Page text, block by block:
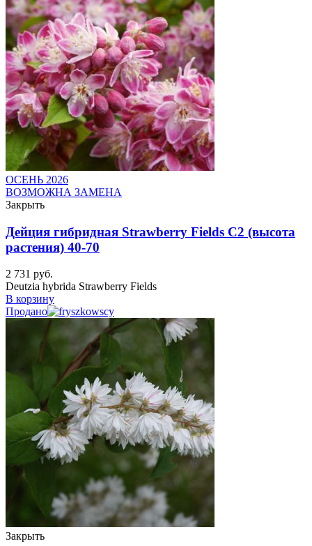
ОСЕНЬ 2026
ВОЗМОЖНА ЗАМЕНА
Закрыть
Дейция гибридная Strawberry Fields C2 (высота
растения) 40-70
2 731 руб.
Deutzia hybrida Strawberry Fields
В корзину
Продано
Закрыть